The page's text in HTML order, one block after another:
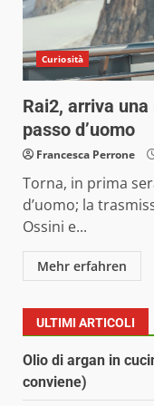
Curiosità
Rai2, arriva
passo d’uomo
Francesca Perrone
Torna, in prima
d’uomo; la
Ossini e...
Mehr erfahren
ULTIMI ARTICOLI
Olio di argan in
conviene)